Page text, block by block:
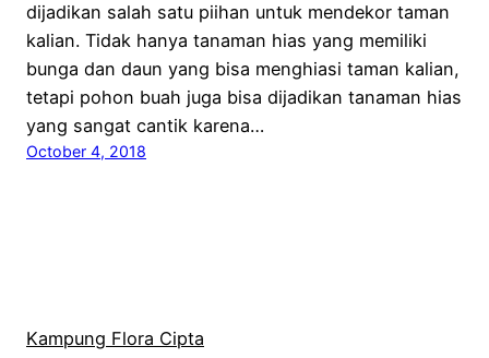
dijadikan salah satu piihan untuk mendekor taman
kalian. Tidak hanya tanaman hias yang memiliki
bunga dan daun yang bisa menghiasi taman kalian,
tetapi pohon buah juga bisa dijadikan tanaman hias
yang sangat cantik karena…
October 4, 2018
Kampung Flora Cipta